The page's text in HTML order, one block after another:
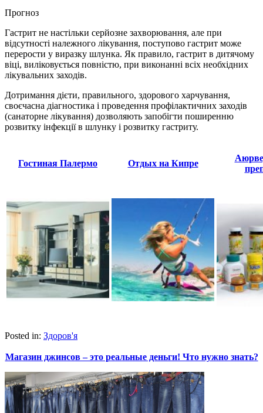
Прогноз
Гастрит не настільки серйозне захворювання, але при
відсутності належного лікування, поступово гастрит може
перерости у виразку шлунка. Як правило, гастрит в дитячому
віці, виліковується повністю, при виконанні всіх необхідних
лікувальних заходів.
Дотримання дієти, правильного, здорового харчування,
своєчасна діагностика і проведення профілактичних заходів
(санаторне лікування) дозволяють запобігти поширенню
розвитку інфекції в шлунку і розвитку гастриту.
Гостиная Палермо Отдых на Кипре
Posted in: Здоров'я
Магазин джинсов – это реальные деньги! Что нужно знать?